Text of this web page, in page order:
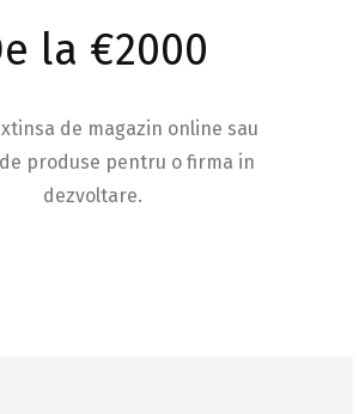
la €2000
de magazin online sau
produse pentru o firma in
dezvoltare.